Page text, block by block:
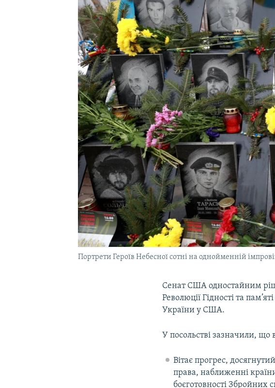
УКРАЇНСЬКА ПРОБЛЕМА КРИМУ
Портрети Героїв Небесної сотні на однойменній
Сенат США одностайним
Революції Гідності та
України у США.
У посольстві зазначили,
Вітає прогрес,
права, наближенні
боєготовності Збройних